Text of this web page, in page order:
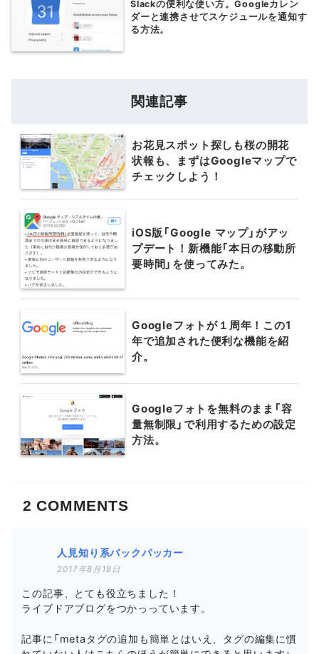
Slackの便利な使い方。Googleカレン
ダーと連携させてスケジュールを通知す
る方法。
関連記事
お花見スポット探しも桜の開花
状報も、まずはGoogleマップで
チェックしよう！
iOS版「Google マップ」がアッ
プデート！新機能「本日の移動所
要時間」を使ってみた。
Googleフォトが１周年！この1
年で追加された便利な機能を紹
介。
Googleフォトを無料のまま「容
量無制限」で利用するための設定
方法。
2 COMMENTS
人見知り系バックパッカー
2017年8月18日
この記事、とても役立ちました！
ライブドアブログをつかっっています。
記事に「metaタグの追加も簡単とはいえ、タグの編集に慣